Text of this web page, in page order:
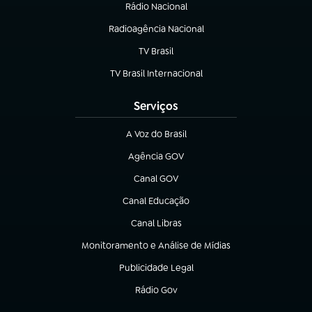
Rádio Nacional
Radioagência Nacional
(abre em nova aba)
TV Brasil
(abre em nova aba)
TV Brasil Internacional
(abre em nova aba)
Serviços
A Voz do Brasil
(abre em nova aba)
Agência GOV
(abre em nova aba)
Canal GOV
(abre em nova aba)
Canal Educação
(abre em nova aba)
Canal Libras
(abre em nova aba)
Monitoramento e Análise de Mídias
(abre em nova aba)
Publicidade Legal
(abre em nova aba)
Rádio Gov
(abre em nova aba)